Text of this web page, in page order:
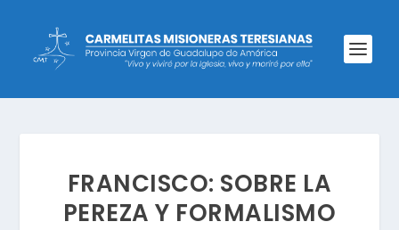
FRANCISCO: SOBRE LA
PEREZA Y FORMALISMO